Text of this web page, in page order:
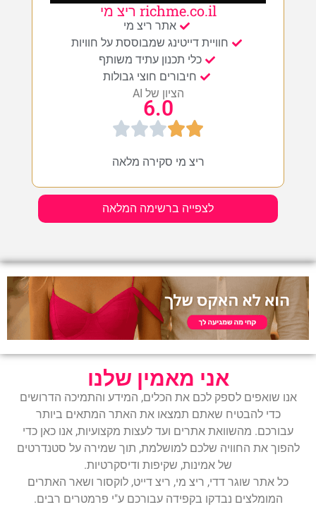
הציון של AI
richme.co.il ריצ מי
אתר ריצ מי
חוויית דייטינג שמבוססת על חוויות
כלי תכנון עתיד משותף
חיבורים חוצי גבולות
ריצ מי סקירה מלאה
לצפייה ברשימה המלאה
אני מאמין שלנו
שואפים לספק לכם את הכלים, המידע והתמיכה הדרושים
להבטיח שאתם תמצאו את האתר המתאים ביותר
מהשוואת אתרים ועד לעצות מקצועיות, אנו כאן כדי
את החוויה שלכם למושלמת, תוך שמירה על סטנדרטים
של אמינות, שקיפות ודיסקרטיות.
אתר שוגר דדי, ריצ מי, ריצ דייט, לוקסור ושאר האתרים
נבדקו בקפידה עבורכם ע"י פרמטרים רבים.